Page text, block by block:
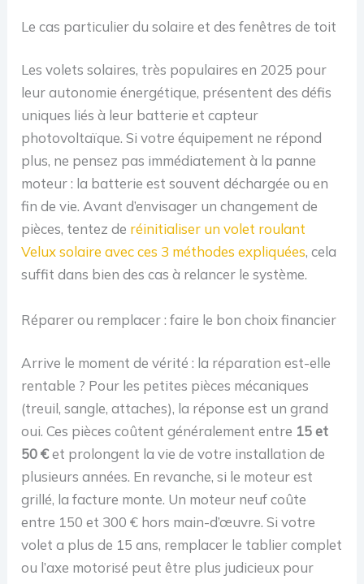
Le cas particulier du solaire et des fenêtres de toit
Les volets solaires, très populaires en 2025 pour
leur autonomie énergétique, présentent des défis
uniques liés à leur batterie et capteur
photovoltaïque. Si votre équipement ne répond
plus, ne pensez pas immédiatement à la panne
moteur : la batterie est souvent déchargée ou en
fin de vie. Avant d’envisager un changement de
pièces, tentez de réinitialiser un volet roulant
Velux solaire avec ces 3 méthodes expliquées, cela
suffit dans bien des cas à relancer le système.
Réparer ou remplacer : faire le bon choix financier
Arrive le moment de vérité : la réparation est-elle
rentable ? Pour les petites pièces mécaniques
(treuil, sangle, attaches), la réponse est un grand
oui. Ces pièces coûtent généralement entre 15 et
50 €et prolongent la vie de votre installation de
plusieurs années. En revanche, si le moteur est
grillé, la facture monte. Un moteur neuf coûte
entre 150 et 300 € hors main-d’œuvre. Si votre
volet a plus de 15 ans, remplacer le tablier complet
ou l’axe motorisé peut être plus judicieux pour